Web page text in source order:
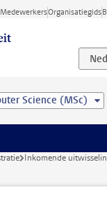
MedewerkersOrganisatiegids
Science (MSc)
Inkomende